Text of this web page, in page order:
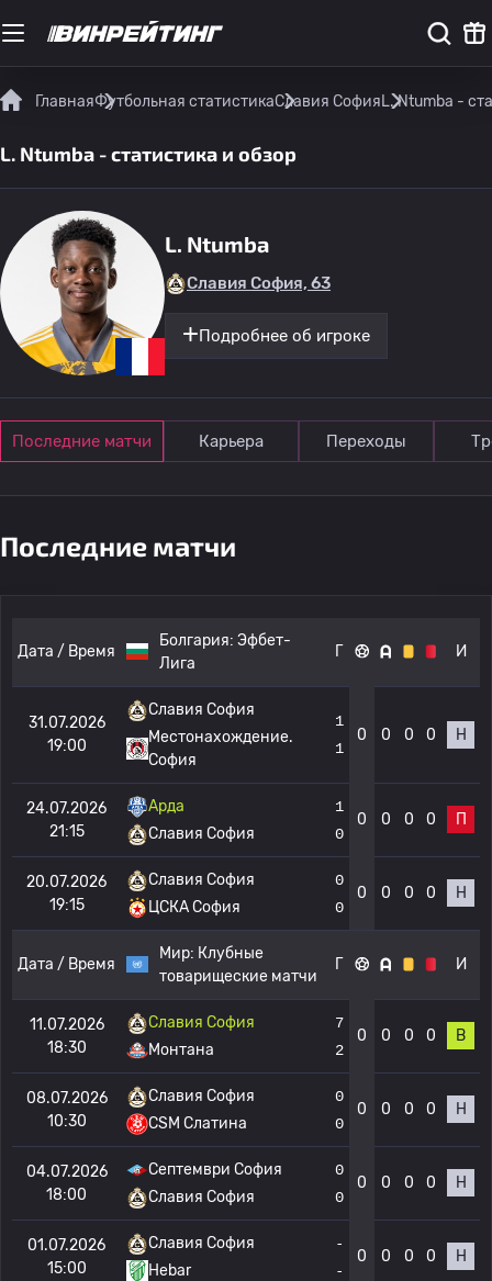
ГлавнаяФутбольная статистикаСлавия СофияL. Ntumba -
L. Ntumba - статистика и обзор
L. Ntumba
Славия София, 63
Подробнее об игроке
Последние матчи Карьера Переходы
Последние матчи
Дата / Время
Болгария: Эфбет-
Лига
Г И
31.07.2026
19:00
Славия София
Местонахождение.
София
1
1
0 0 0 0 Н
24.07.2026
21:15
Арда
Славия София
1
0
0 0 0 0 П
20.07.2026
19:15
Славия София
ЦСКА София
0
0
0 0 0 0 Н
Дата / Время
Мир: Клубные
товарищеские матчи
Г И
11.07.2026
18:30
Славия София
Монтана
7
2
0 0 0 0 В
08.07.2026
10:30
Славия София
CSM Слатина
0
0
0 0 0 0 Н
04.07.2026
18:00
Септември София
Славия София
0
0
0 0 0 0 Н
01.07.2026
15:00
Славия София
Hebar
-
-
0 0 0 0 Н